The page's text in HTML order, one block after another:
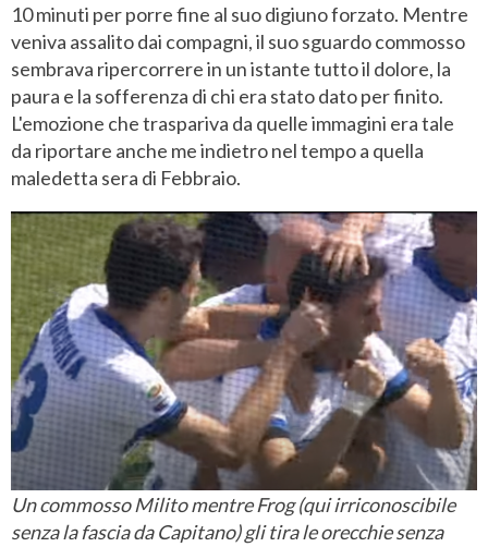
10 minuti per porre fine al suo digiuno forzato. Mentre
veniva assalito dai compagni, il suo sguardo commosso
sembrava ripercorrere in un istante tutto il dolore, la
paura e la sofferenza di chi era stato dato per finito.
L'emozione che traspariva da quelle immagini era tale
da riportare anche me indietro nel tempo a quella
maledetta sera di Febbraio.
Un commosso Milito mentre Frog (qui irriconoscibile
senza la fascia da Capitano) gli tira le orecchie senza